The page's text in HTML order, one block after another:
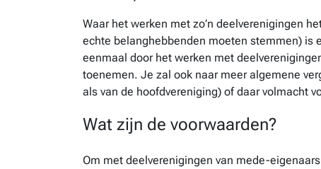
Waar het werken met zo’n deelverenigingen
echte belanghebbenden moeten stemmen) is
eenmaal door het werken met
toenemen. Je zal ook naar meer algemene
als van de hoofdvereniging) of daar volmacht
Wat zijn de voorwaarden?
Om met deelverenigingen van mede-